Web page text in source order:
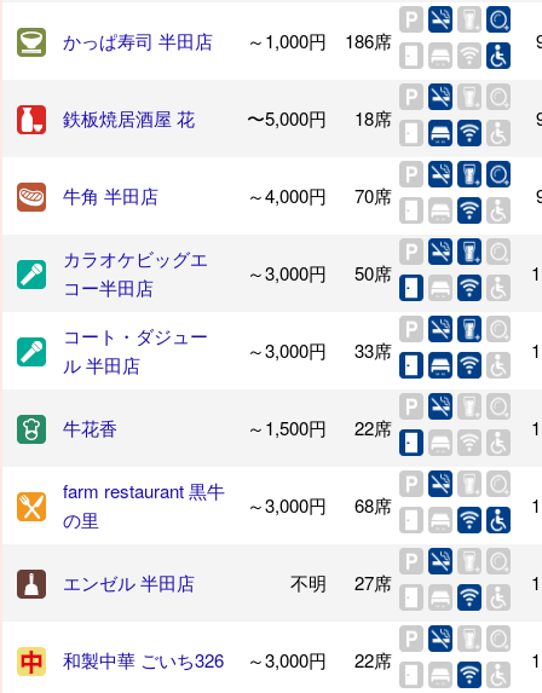
かっぱ寿司 半田店 ～1,000円 186席
鉄板焼居酒屋 花 〜5,000円 18席
牛角 半田店 ～4,000円 70席
カラオケビッグエ
コー半田店
～3,000円 50席
コート・ダジュー
ル 半田店
～3,000円 33席
牛花香 ～1,500円 22席
farm restaurant 黒牛
の里
～3,000円 68席
エンゼル 半田店 不明 27席
和製中華 ごいち326 ～3,000円 22席